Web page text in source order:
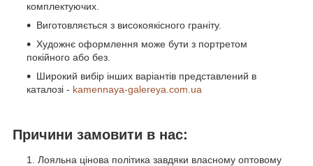
комплектуючих.
Виготовляється з високоякісного граніту.
Художнє оформлення може бути з портретом
покійного або без.
Широкий вибір інших варіантів представлений в
каталозі - kamennaya-galereya.com.ua
Причини замовити в нас:
Лояльна цінова політика завдяки власному оптовому